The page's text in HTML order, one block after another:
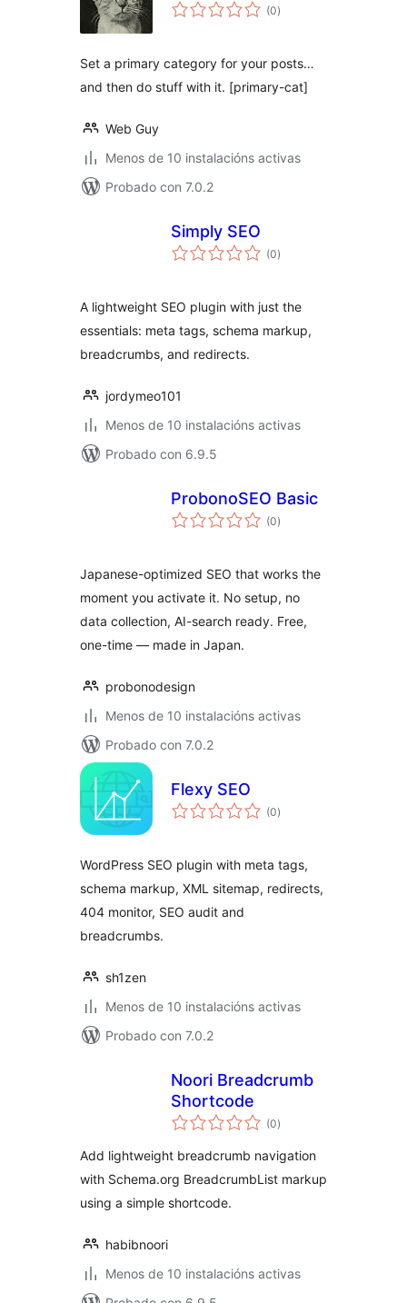
(0valoracións
totais
)
Set a primary category for your posts…
and then do stuff with it. [primary-cat]
Web Guy
Menos de 10 instalacións activas
Probado con 7.0.2
Simply SEO
(0valoracións
totais
)
A lightweight SEO plugin with just the
essentials: meta tags, schema markup,
breadcrumbs, and redirects.
jordymeo101
Menos de 10 instalacións activas
Probado con 6.9.5
ProbonoSEO Basic
(0valoracións
totais
)
Japanese-optimized SEO that works the
moment you activate it. No setup, no
data collection, AI-search ready. Free,
one-time — made in Japan.
probonodesign
Menos de 10 instalacións activas
Probado con 7.0.2
Flexy SEO
(0valoracións
totais
)
WordPress SEO plugin with meta tags,
schema markup, XML sitemap, redirects,
404 monitor, SEO audit and
breadcrumbs.
sh1zen
Menos de 10 instalacións activas
Probado con 7.0.2
Noori Breadcrumb
Shortcode
(0valoracións
totais
)
Add lightweight breadcrumb navigation
with Schema.org BreadcrumbList markup
using a simple shortcode.
habibnoori
Menos de 10 instalacións activas